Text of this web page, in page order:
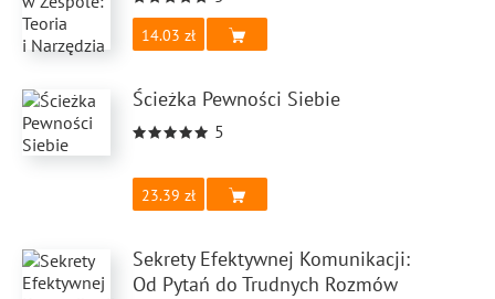
14.03
Ścieżka Pewności Siebie
5
23.39
Sekrety Efektywnej Komunikacji:
Od Pytań do Trudnych Rozmów